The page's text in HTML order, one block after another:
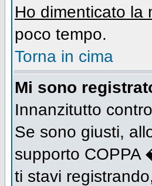
Ho dimenticato la
poco tempo.
Torna in cima
Mi sono
Innanzitutto
Se sono giusti,
supporto
ti stavi